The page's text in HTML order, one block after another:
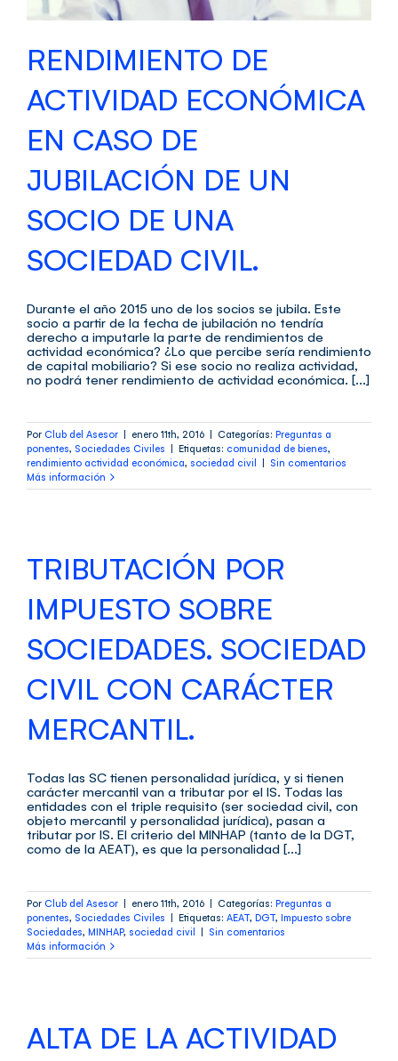
RENDIMIENTO DE
ACTIVIDAD ECONÓMICA
EN CASO DE
JUBILACIÓN DE UN
SOCIO DE UNA
SOCIEDAD CIVIL.
Durante el año 2015 uno de los socios se jubila. Este
socio a partir de la fecha de jubilación no tendría
derecho a imputarle la parte de rendimientos de
actividad económica? ¿Lo que percibe sería rendimiento
de capital mobiliario? Si ese socio no realiza actividad,
no podrá tener rendimiento de actividad económica. [...]
Por Club del Asesor | enero 11th, 2016 | Categorías: Preguntas a
ponentes, Sociedades Civiles | Etiquetas: comunidad de bienes,
rendimiento actividad económica, sociedad civil | Sin comentarios
Más información
TRIBUTACIÓN POR
IMPUESTO SOBRE
SOCIEDADES. SOCIEDAD
CIVIL CON CARÁCTER
MERCANTIL.
Todas las SC tienen personalidad jurídica, y si tienen
carácter mercantil van a tributar por el IS. Todas las
entidades con el triple requisito (ser sociedad civil, con
objeto mercantil y personalidad jurídica), pasan a
tributar por IS. El criterio del MINHAP (tanto de la DGT,
como de la AEAT), es que la personalidad [...]
Por Club del Asesor | enero 11th, 2016 | Categorías: Preguntas a
ponentes, Sociedades Civiles | Etiquetas: AEAT, DGT, Impuesto sobre
Sociedades, MINHAP, sociedad civil | Sin comentarios
Más información
ALTA DE LA ACTIVIDAD